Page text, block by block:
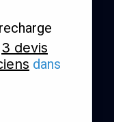
3 devis
dans